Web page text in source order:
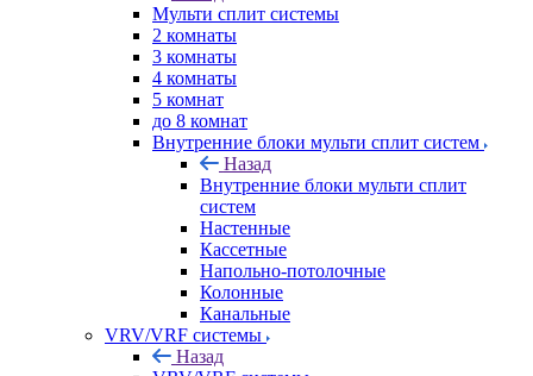
Мульти сплит системы
2 комнаты
3 комнаты
4 комнаты
5 комнат
до 8 комнат
Внутренние блоки мульти сплит систем
Назад
Внутренние блоки мульти сплит
систем
Настенные
Кассетные
Напольно-потолочные
Колонные
Канальные
VRV/VRF системы
Назад